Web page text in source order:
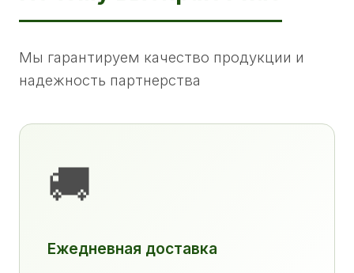
Мы гарантируем качество продукции и
надежность партнерства
🚚
Ежедневная доставка